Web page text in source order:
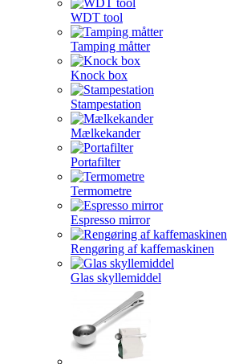
WDT tool
Tamping måtter
Knock box
Stampestation
Mælkekander
Portafilter
Termometre
Espresso mirror
Rengøring af kaffemaskinen
Glas skyllemiddel